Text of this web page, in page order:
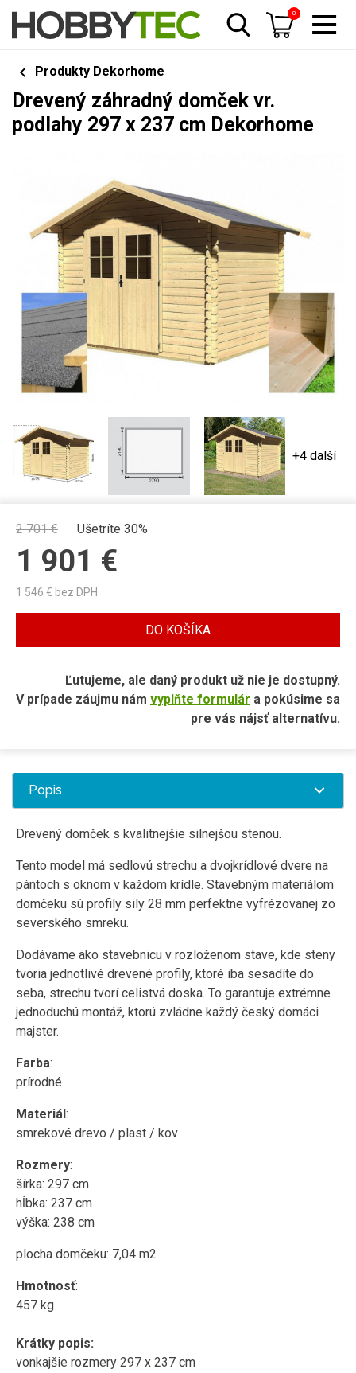
0
Produkty Dekorhome
Drevený záhradný domček vr.
podlahy 297 x 237 cm Dekorhome
+4 další
2 701€ Ušetríte 30%
1 901 €
1 546 € bez DPH
DO KOŠÍKA
Ľutujeme, ale daný produkt už nie je dostupný.
V prípade záujmu nám vyplňte formulár a pokúsime sa
pre vás nájsť alternatívu.
Popis
Drevený domček s kvalitnejšie silnejšou stenou.
Tento model má sedlovú strechu a dvojkrídlové dvere na
pántoch s oknom v každom krídle. Stavebným materiálom
domčeku sú profily sily 28 mm perfektne vyfrézovanej zo
severského smreku.
Dodávame ako stavebnicu v rozloženom stave, kde steny
tvoria jednotlivé drevené profily, ktoré iba sesadíte do
seba, strechu tvorí celistvá doska. To garantuje extrémne
jednoduchú montáž, ktorú zvládne každý český domáci
majster.
Farba:
prírodné
Materiál :
smrekové drevo / plast / kov
Rozmery:
šírka: 297 cm
hĺbka: 237 cm
výška: 238 cm
plocha domčeku: 7,04 m2
Hmotnosť:
457 kg
Krátky popis:
vonkajšie rozmery 297 x 237 cm